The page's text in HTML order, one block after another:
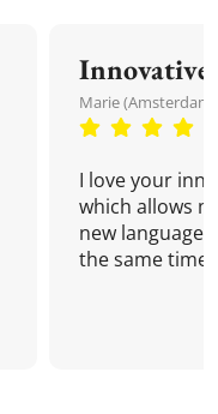
Innovative
Marie
I love your
which allows
new language
the same time!